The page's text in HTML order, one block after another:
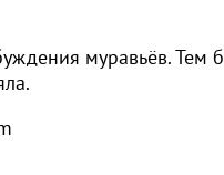
муравьёв. Тем